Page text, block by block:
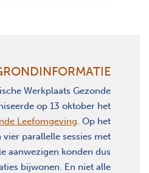
Werkplaats Gezonde
op 13 oktober het
Leefomgeving. Op het
parallelle sessies met
aanwezigen konden dus
bijwonen. En niet alle